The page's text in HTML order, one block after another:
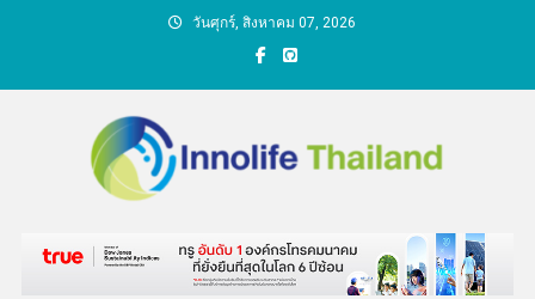
วันศุกร์, สิงหาคม 07, 2026
คนกับความคิด ชีวิตกับ
นวัตกรรม